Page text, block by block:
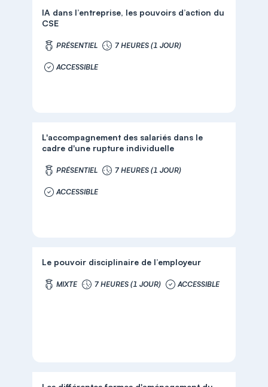
IA dans l’entreprise, les pouvoirs d’action du
CSE
PRÉSENTIEL 7 HEURES (1 JOUR)
ACCESSIBLE
L'accompagnement des salariés dans le
cadre d'une rupture individuelle
PRÉSENTIEL 7 HEURES (1 JOUR)
ACCESSIBLE
Le pouvoir disciplinaire de l’employeur
MIXTE 7 HEURES (1 JOUR) ACCESSIBLE